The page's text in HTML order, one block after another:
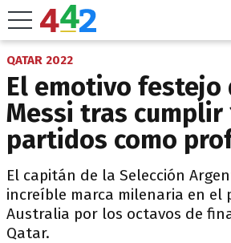
QATAR 2022
El emotivo festejo
Messi tras cumplir
partidos como
El capitán de la Selección
increíble marca milenaria en el
Australia por los octavos de
Qatar.